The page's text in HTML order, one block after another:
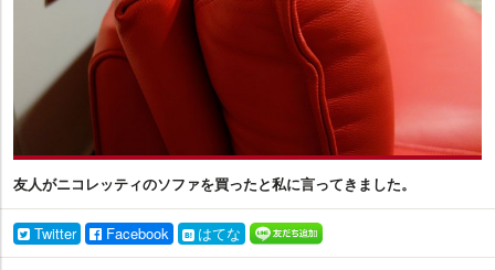
友人がニコレッティのソファを買ったと私に言ってきました。
Twitter Facebook はてな